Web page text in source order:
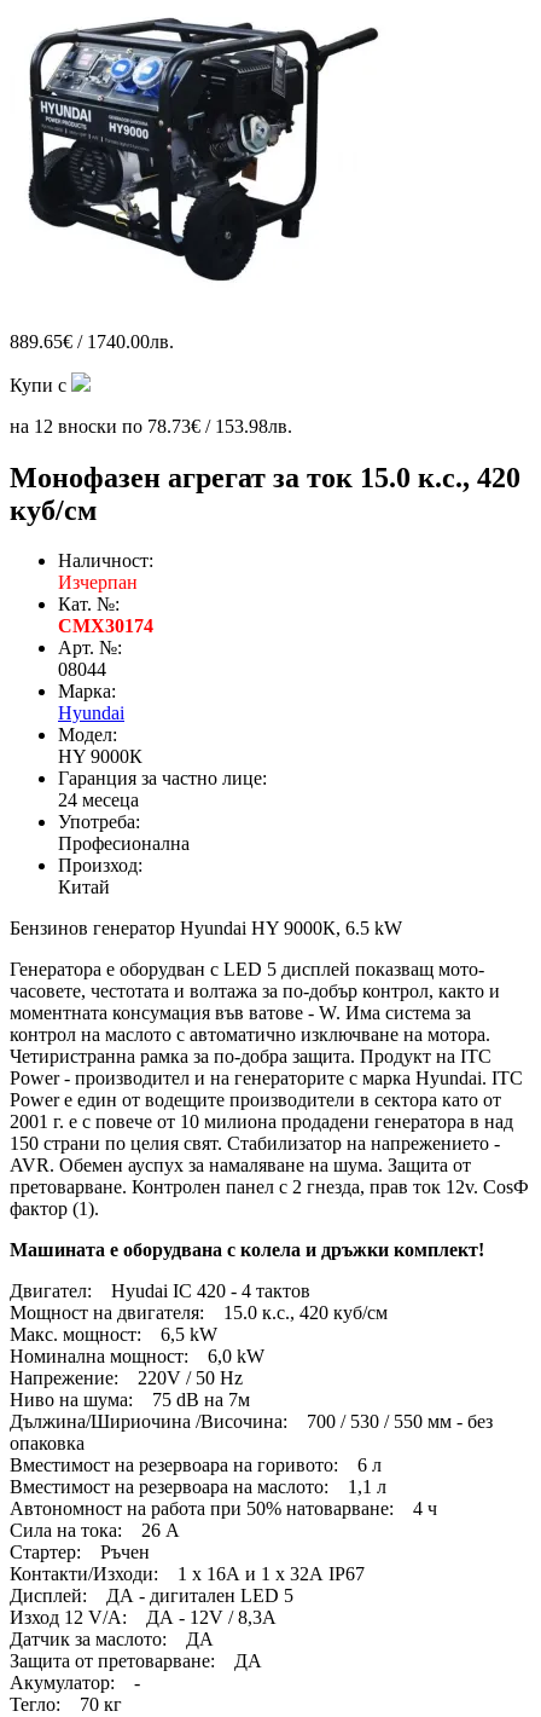
889.65€ / 1740.00лв.
Купи с
на 12 вноски по 78.73€ / 153.98лв.
Монофазен агрегат за ток 15.0 к.с., 420
куб/см
Наличност:
Изчерпан
Кат. №:
CMX30174
Арт. №:
08044
Марка:
Hyundai
Модел:
HY 9000К
Гаранция за частно лице:
24 месеца
Употреба:
Професионална
Произход:
Китай
Бензинов генератор Hyundai HY 9000К, 6.5 kW
Генератора е оборудван с LED 5 дисплей показващ мото-
часовете, честотата и волтажа за по-добър контрол, както и
моментната консумация във ватове - W. Има система за
контрол на маслото с автоматично изключване на мотора.
Четиристранна рамка за по-добра защита. Продукт на ITC
Power - производител и на генераторите с марка Hyundai. ITC
Power е един от водещите производители в сектора като от
2001 г. е с повече от 10 милиона продадени генератора в над
150 страни по целия свят. Стабилизатор на напрежението -
AVR. Обемен ауспух за намаляване на шума. Защита от
претоварване. Контролен панел с 2 гнезда, прав ток 12v. CosФ
фактор (1).
Машината е оборудвана с колела и дръжки комплект!
Двигател: Hyudai IC 420 - 4 тактов
Мощност на двигателя: 15.0 к.с., 420 куб/см
Макс. мощност: 6,5 kW
Номинална мощност: 6,0 kW
Напрежение: 220V / 50 Hz
Ниво на шума: 75 dB на 7м
Дължина/Шириочина /Височина: 700 / 530 / 550 мм - без
опаковка
Вместимост на резервоара на горивото: 6 л
Вместимост на резервоара на маслото: 1,1 л
Автономност на работа при 50% натоварване: 4 ч
Сила на тока: 26 A
Стартер: Ръчен
Контакти/Изходи: 1 х 16А и 1 х 32А IP67
Дисплей: ДА - дигитален LED 5
Изход 12 V/A: ДА - 12V / 8,3A
Датчик за маслото: ДА
Защита от претоварване: ДА
Акумулатор: -
Тегло: 70 кг